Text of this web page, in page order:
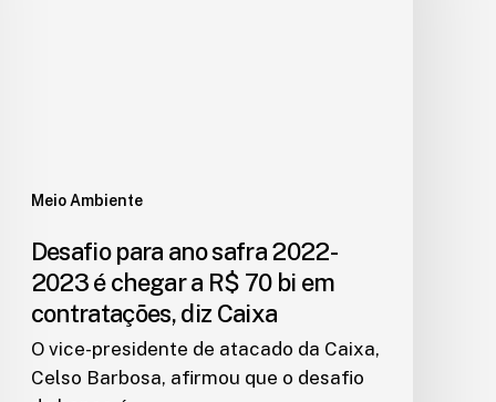
Meio Ambiente
Desafio para ano safra 2022-
2023 é chegar a R$ 70 bi em
contratações, diz Caixa
O vice-presidente de atacado da Caixa,
Celso Barbosa, afirmou que o desafio